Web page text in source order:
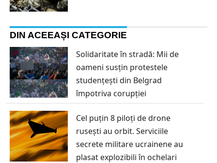
DIN ACEEAȘI CATEGORIE
Solidaritate în stradă: Mii de
oameni susțin protestele
studențești din Belgrad
împotriva corupției
Cel puțin 8 piloți de drone
rusești au orbit. Serviciile
secrete militare ucrainene au
plasat explozibili în ochelari